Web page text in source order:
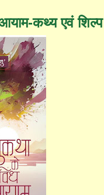
कथ्य एवं शिल्प